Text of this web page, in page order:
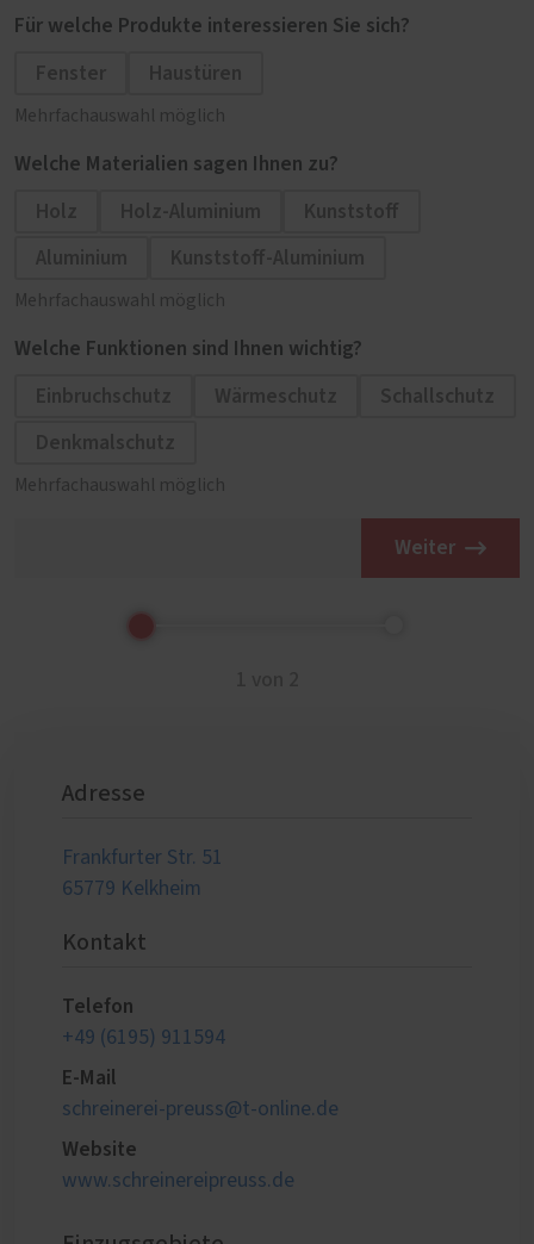
Für welche Produkte interessieren Sie sich?
Mehrfachauswahl möglich
Welche Materialien sagen Ihnen zu?
Mehrfachauswahl möglich
Welche Funktionen sind Ihnen wichtig?
Mehrfachauswahl möglich
Weiter
Adresse
Frankfurter Str. 51
65779 Kelkheim
Kontakt
Telefon
+49 (6195) 911594
E-Mail
schreinerei-preuss@t-online.de
Website
www.schreinereipreuss.de